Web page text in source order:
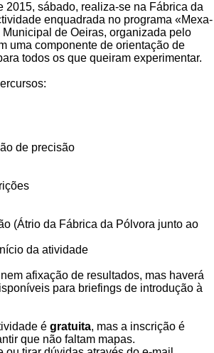
2015, sábado, realiza-se na Fábrica da
enquadrada no programa «Mexa-
de Oeiras, organizada pelo
uma componente de orientação de
todos os que queiram experimentar.
de precisão
(Átrio da Fábrica da Pólvora junto ao
da atividade
afixação de resultados, mas haverá
para briefings de introdução à
é gratuita, mas a inscrição é
que não faltam mapas.